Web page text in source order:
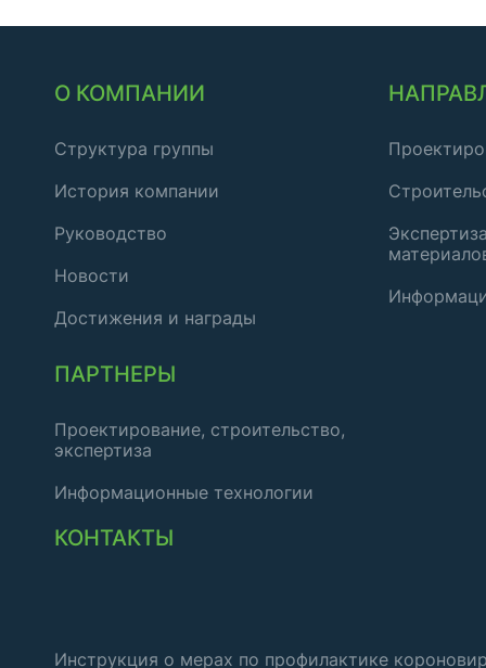
О КОМПАНИИ
Структура группы
История компании
Руководство
Новости
Достижения и награды
ПАРТНЕРЫ
Проектирование, строительство,
экспертиза
Информационные технологии
КОНТАКТЫ
Инструкция о мерах по профилактике